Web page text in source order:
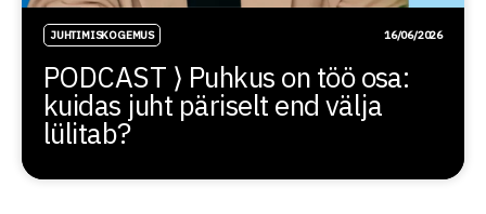
JUHTIMISKOGEMUS 16/06/2026
PODCAST ⟩ Puhkus on töö osa:
kuidas juht päriselt end välja
lülitab?